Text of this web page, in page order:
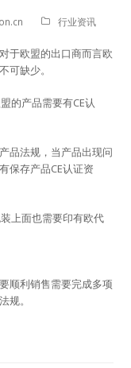
行业资讯
于欧盟的出口商而言欧
可缺少。
的产品需要有CE认
品法规，当产品出现问
保存产品CE认证资
上面也需要印有欧代
顺利销售需要完成多项
规。